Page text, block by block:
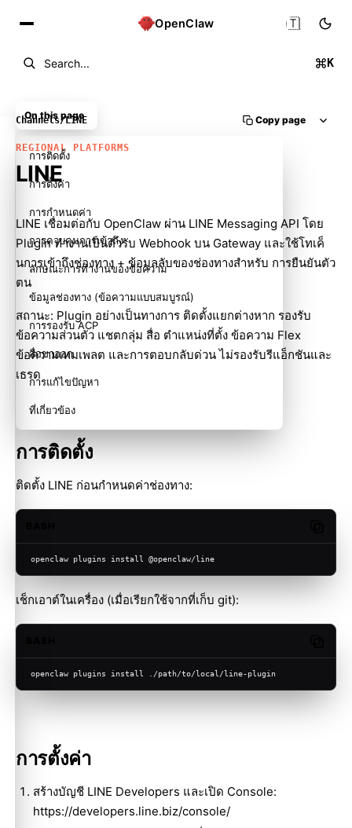
OpenClaw
Search... K
🇹🇭
Channels/LINE Copy page
REGIONAL PLATFORMS
LINE
LINE เชื่อมต่อกับ OpenClaw ผ่าน LINE Messaging API โดย
Plugin ทำงานเป็นตัวรับ Webhook บน Gateway และใช้โทเค็
นการเข้าถึงช่องทาง + ข้อมูลลับของช่องทางสำหรับ การยืนยันตัว
ตน
สถานะ: Plugin อย่างเป็นทางการ ติดตั้งแยกต่างหาก รองรับ
ข้อความส่วนตัว แชตกลุ่ม สื่อ ตำแหน่งที่ตั้ง ข้อความ Flex
ข้อความเทมเพลต และการตอบกลับด่วน ไม่รองรับรีแอ็กชันและ
เธรด
การติดตั้ง
ติดตั้ง LINE ก่อนกำหนดค่าช่องทาง:
openclaw plugins install @openclaw/line
เช็กเอาต์ในเครื่อง (เมื่อเรียกใช้จากที่เก็บ git):
openclaw plugins install ./path/to/local/line-plugin
การตั้งค่า
สร้างบัญชี LINE Developers และเปิด Console:
https://developers.line.biz/console/
On this page
การติดตั้ง
การตั้งค่า
การกำหนดค่า
การควบคุมการเข้าถึง
ลักษณะการทำงานของข้อความ
ข้อมูลช่องทาง (ข้อความแบบสมบูรณ์)
การรองรับ ACP
สื่อขาออก
การแก้ไขปัญหา
ที่เกี่ยวข้อง